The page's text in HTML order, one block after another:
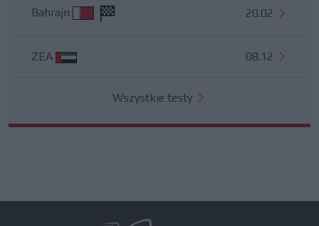
Bahrajn 20.02
ZEA 08.12
Wszystkie testy